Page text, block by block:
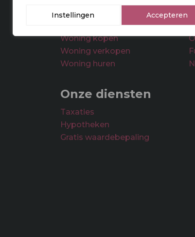
Instellingen Accepteren
Makelaar Utrecht
Woningsaanbod
Woning kopen
Woning verkopen
Woning huren
Onze diensten
Taxaties
Hypotheken
Gratis waardebepaling